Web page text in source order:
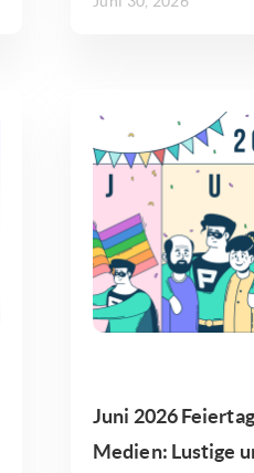
Juni 2026
Medien: Lustige